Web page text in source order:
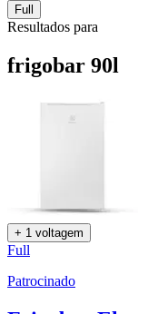
Full
Resultados para
frigobar 90l
+ 1 voltagem
Full
Patrocinado